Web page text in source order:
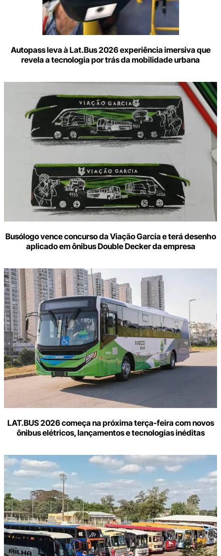
Autopass leva à Lat.Bus 2026 experiência imersiva que
revela a tecnologia por trás da mobilidade urbana
Busólogo vence concurso da Viação Garcia e terá desenho
aplicado em ônibus Double Decker da empresa
LAT.BUS 2026 começa na próxima terça-feira com novos
ônibus elétricos, lançamentos e tecnologias inéditas